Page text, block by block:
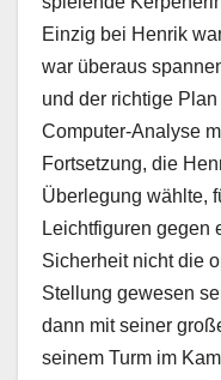
Einzig bei Henrik
war überaus
und der richtige
Computer-Analyse
Fortsetzung, die
Überlegung wählte,
Leichtfiguren gegen
Sicherheit nicht die
Stellung gewesen
dann mit seiner
seinem Turm im